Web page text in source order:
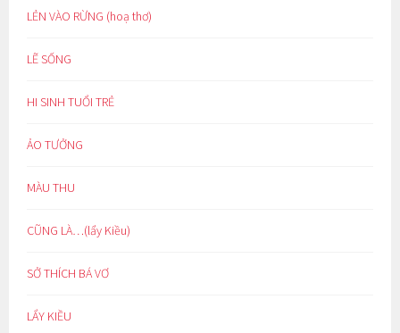
LẺN VÀO RỪNG (hoạ thơ)
LẼ SỐNG
HI SINH TUỔI TRẺ
ẢO TƯỞNG
MÀU THU
CŨNG LÀ…(lẩy Kiều)
SỞ THÍCH BÁ VƠ
LẨY KIỀU